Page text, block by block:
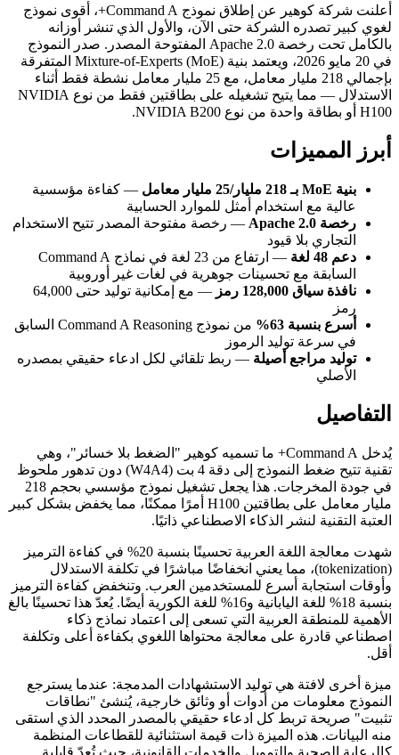
أعلنت شركة كوهير عن إطلاق نموذج Command A+، أقوى نموذج
لغوي كبير تصدره الشركة حتى الآن، والأول الذي تنشر أوزانه
بالكامل تحت رخصة Apache 2.0 المفتوحة المصدر. صدر النموذج
في 20 مايو 2026، ويعتمد بنية Mixture-of-Experts (MoE) المتفرقة
بإجمالي 218 مليار معامل، مع 25 مليار معامل نشطة فقط أثناء
الاستدلال — مما يتيح تشغيله على بطاقتين فقط من نوع NVIDIA
H100 أو بطاقة واحدة من نوع NVIDIA B200.
أبرز المميزات
بنية MoE بـ 218 مليار/25 مليار معامل
— كفاءة مؤسسية
عالية مع استخدام أمثل للموارد الحسابية
رخصة Apache 2.0
— رخصة مفتوحة المصدر تتيح الاستخدام
التجاري بلا قيود
دعم 48 لغة
— ارتفاع من 23 لغة في نماذج Command A
السابقة مع تحسينات جوهرية في لغات غير أوروبية
نافذة سياق 128,000 رمز
— مع إمكانية توليد حتى 64,000
رمز
أسرع بنسبة 63%
من نموذج Command A Reasoning السابق
في سرعة توليد الرموز
توليد مراجع أصيلة— ربط تلقائي لكل ادعاء حقيقي بمصدره
الأصلي
التفاصيل
يُدخل Command A+ ما تسميه كوهير "الضغط بلا خسائر"، وهي
تقنية تتيح ضغط النموذج إلى دقة 4 بت (W4A4) دون تدهور ملحوظ
في جودة المخرجات. هذا يجعل تشغيل نموذج مؤسسي بحجم 218
مليار معامل على بطاقتين H100 أمرًا ممكنًا، مما يخفض بشكل كبير
العتبة التقنية لنشر الذكاء الاصطناعي ذاتيًا.
شهدت معالجة اللغة العربية تحسينًا بنسبة 20% في كفاءة الترميز
(tokenization)، مما يعني انخفاضًا مباشرًا في تكلفة الاستدلال
وأوقات استجابة أسرع للمستخدمين العرب. وتنخفض كفاءة الترميز
بنسبة 18% للغة اليابانية و16% للغة الكورية أيضًا. يُعدّ هذا تحسينًا بالغ
الأهمية للمنطقة العربية التي تسعى إلى اعتماد نماذج ذكاء
اصطناعي قادرة على معالجة محتواها اللغوي بكفاءة أعلى وتكلفة
أقل.
ميزة أخرى لافتة هي توليد الاستشهادات المدمجة: عندما يسترجع
النموذج معلومات من أدوات أو وثائق خارجية، يُنشئ "نطاقات
تثبيت" صريحة تربط كل ادعاء حقيقي بالمصدر المحدد الذي استقى
منه البيانات. هذه الميزة ذات قيمة استثنائية للقطاعات المنظمة
كالرعاية الصحية والتمويل والخدمات القانونية، حيث تُعدّ قابلية